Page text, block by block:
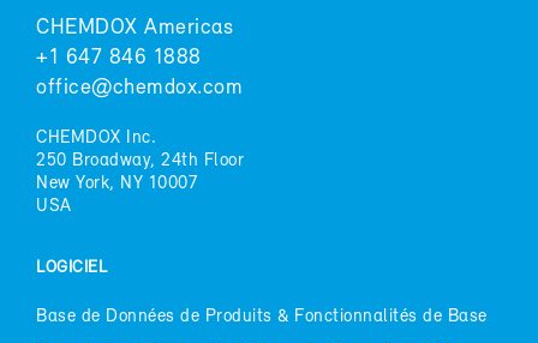
CHEM­DOX Ame­ri­cas
+1 647 846 1888
of­fice@chem­dox.com
CHEM­DOX Inc.
250 Broad­way, 24th Floor
New York, NY 10007
USA
LO­GI­CIEL
Base de Don­nées de Pro­duits & Fonc­tion­na­li­tés de Base